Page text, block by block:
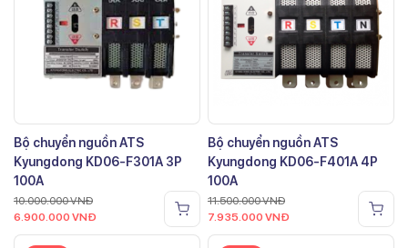
Bộ chuyển nguồn ATS
Kyungdong KD06-F301A 3P
100A
10.000.000VNĐ
6.900.000 VNĐ
Bộ chuyển nguồn ATS
Kyungdong KD06-F401A 4P
100A
11.500.000VNĐ
7.935.000 VNĐ